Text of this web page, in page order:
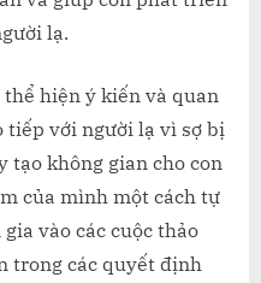
lạ.
thể hiện ý kiến và quan
tiếp với người lạ vì sợ bị
tạo không gian cho con
của mình một cách tự
vào các cuộc thảo
trong các quyết định